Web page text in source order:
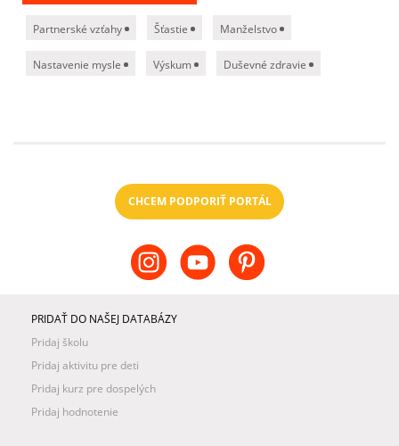
Partnerské vzťahy Šťastie Manželstvo
Nastavenie mysle Výskum Duševné zdravie
CHCEM PODPORIŤ PORTÁL
PRIDAŤ DO NAŠEJ DATABÁZY
Pridaj školu
Pridaj aktivitu pre deti
Pridaj kurz pre dospelých
Pridaj hodnotenie